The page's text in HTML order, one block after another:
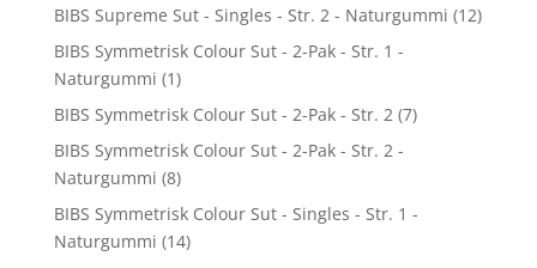
BIBS Supreme Sut - Singles - Str. 2 - Naturgummi (12)
BIBS Symmetrisk Colour Sut - 2-Pak - Str. 1 -
Naturgummi (1)
BIBS Symmetrisk Colour Sut - 2-Pak - Str. 2 (7)
BIBS Symmetrisk Colour Sut - 2-Pak - Str. 2 -
Naturgummi (8)
BIBS Symmetrisk Colour Sut - Singles - Str. 1 -
Naturgummi (14)